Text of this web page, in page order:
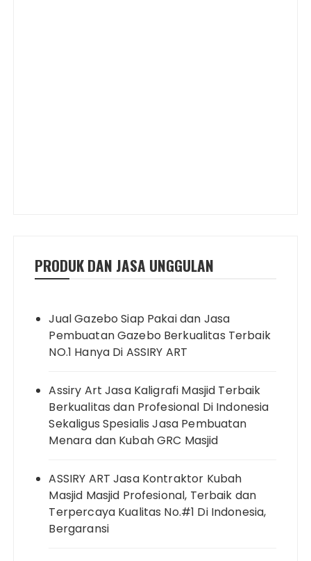
PRODUK DAN JASA UNGGULAN
Jual Gazebo Siap Pakai dan Jasa
Pembuatan Gazebo Berkualitas Terbaik
NO.1 Hanya Di ASSIRY ART
Assiry Art Jasa Kaligrafi Masjid Terbaik
Berkualitas dan Profesional Di Indonesia
Sekaligus Spesialis Jasa Pembuatan
Menara dan Kubah GRC Masjid
ASSIRY ART Jasa Kontraktor Kubah
Masjid Masjid Profesional, Terbaik dan
Terpercaya Kualitas No.#1 Di Indonesia,
Bergaransi